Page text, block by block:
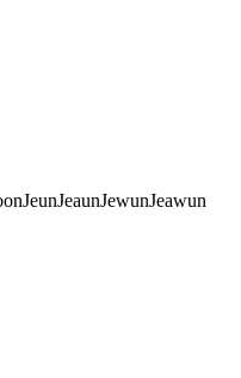
JeunJeaunJewunJeawun